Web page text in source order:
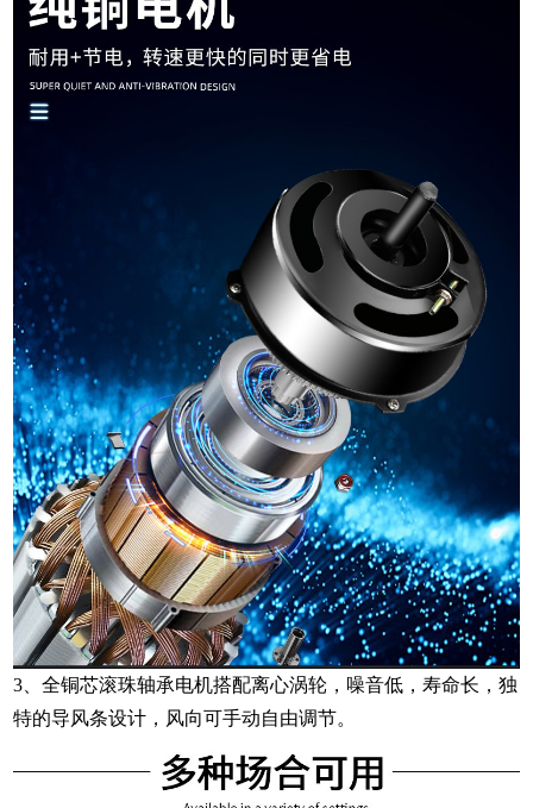
3、全铜芯滚珠轴承电机搭配离心涡轮，噪音低，寿命长，独
特的导风条设计，风向可手动自由调节。